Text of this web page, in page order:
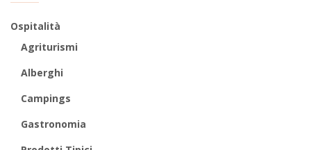
Ospitalità
Agriturismi
Alberghi
Campings
Gastronomia